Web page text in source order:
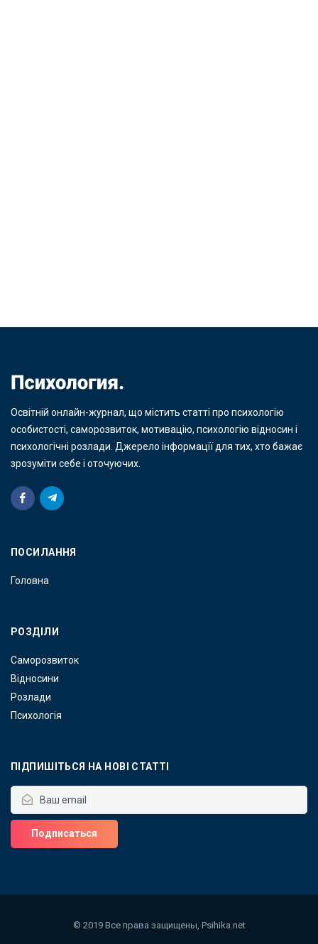
Освітній онлайн-журнал, що містить статті про психологію
особистості, саморозвиток, мотивацію, психологію відносин і
психологічні розлади. Джерело інформації для тих, хто бажає
зрозуміти себе і оточуючих.
ПОСИЛАННЯ
Головна
РОЗДІЛИ
Саморозвиток
Відносини
Розлади
Психологія
ПІДПИШІТЬСЯ НА НОВІ СТАТТІ
© 2019 Все права защищены, Psihika.net